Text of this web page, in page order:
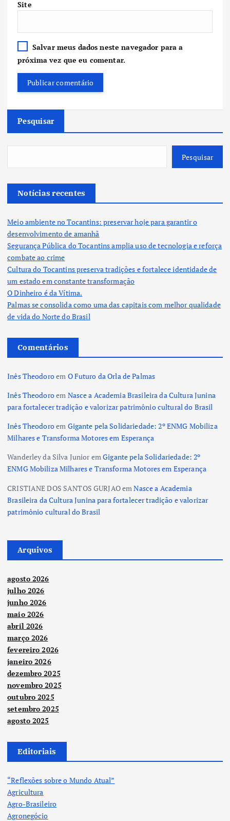
Site
Salvar meus dados neste navegador para a
próxima vez que eu comentar.
Pesquisar
Pesquisar
Notícias recentes
Meio ambiente no Tocantins: preservar hoje para garantir o
desenvolvimento de amanhã
Segurança Pública do Tocantins amplia uso de tecnologia e reforça
combate ao crime
Cultura do Tocantins preserva tradições e fortalece identidade de
um estado em constante transformação
O Dinheiro é da Vítima.
Palmas se consolida como uma das capitais com melhor qualidade
de vida do Norte do Brasil
Comentários
Inês Theodoroem O Futuro da Orla de Palmas
Inês Theodoroem Nasce a Academia Brasileira da Cultura Junina
para fortalecer tradição e valorizar patrimônio cultural do Brasil
Inês Theodoroem Gigante pela Solidariedade: 2º ENMG Mobiliza
Milhares e Transforma Motores em Esperança
Wanderley da Silva JunioremGigante pela Solidariedade: 2º
ENMG Mobiliza Milhares e Transforma Motores em Esperança
CRISTIANE DOS SANTOS GURJAOemNasce a Academia
Brasileira da Cultura Junina para fortalecer tradição e valorizar
patrimônio cultural do Brasil
Arquivos
agosto 2026
julho 2026
junho 2026
maio 2026
abril 2026
março 2026
fevereiro 2026
janeiro 2026
dezembro 2025
novembro 2025
outubro 2025
setembro 2025
agosto 2025
Editoriais
“Reflexões sobre o Mundo Atual”
Agricultura
Agro-Brasileiro
Agronegócio